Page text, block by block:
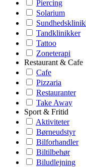
Piercing
Solarium
Tandklinikker
Tattoo
Zoneterapi
Restaurant & Cafe
Cafe
Pizzaria
Restauranter
Take Away
Sport & Fritid
Aktiviteter
Børneudstyr
Bilforhandler
Biltilbehør
Biludlejning